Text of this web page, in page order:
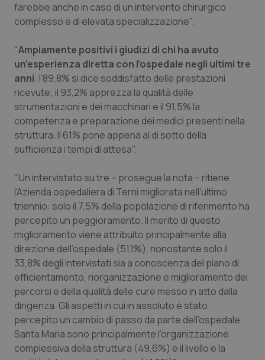
Toscana
Umbria
Valle D’Aosta
Veneto
Obesità
Oftalmologia
Oncodermatologia
Oncoematologia
Oncologia & Nutrizione
Psoriasi & pelle
Quotidiano Cardiologia
Quotidiano Chirurgia
Quotidiano Oncologia
Quotidiano Pediatria
Rene & patologie urogenitali
farebbe anche in caso di un intervento chirurgico
complesso e di elevata specializzazione".
"Ampiamente positivi i giudizi di chi ha avuto
un’esperienza diretta con l’ospedale negli ultimi tre
anni: l’89,8% si dice soddisfatto delle prestazioni
ricevute; il 93,2% apprezza la qualità delle
strumentazioni e dei macchinari e il 91,5% la
competenza e preparazione dei medici presenti nella
struttura. Il 61% pone appena al di sotto della
sufficienza i tempi di attesa".
"Un intervistato su tre – prosegue la nota – ritiene
l’Azienda ospedaliera di Terni migliorata nell’ultimo
triennio: solo il 7,5% della popolazione di riferimento ha
percepito un peggioramento. Il merito di questo
miglioramento viene attribuito principalmente alla
direzione dell’ospedale (51,1%), nonostante solo il
33,8% degli intervistati sia a conoscenza del piano di
efficientamento, riorganizzazione e miglioramento dei
percorsi e della qualità delle cure messo in atto dalla
dirigenza. Gli aspetti in cui in assoluto è stato
percepito un cambio di passo da parte dell’ospedale
Santa Maria sono principalmente l’organizzazione
complessiva della struttura (49,6%) e il livello e la